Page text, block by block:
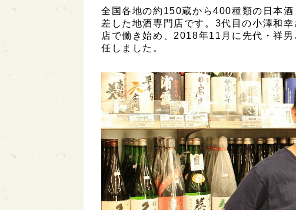
全国各地の約150蔵から400種類の日本
差した地酒専門店です。3代目の小澤和
店で働き始め、2018年11月に先代・祥
任しました。